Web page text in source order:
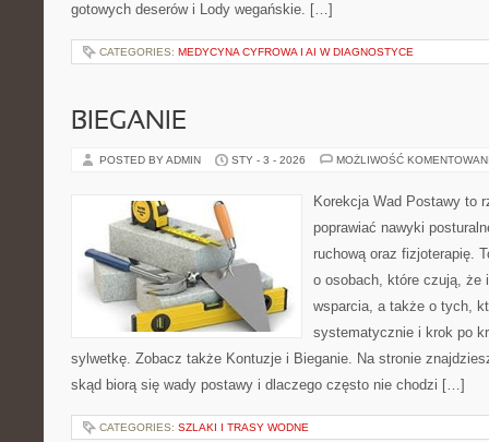
gotowych deserów i Lody wegańskie. […]
CATEGORIES: MEDYCYNA CYFROWA I AI W DIAGNOSTYCE
BIEGANIE
POSTED BY ADMIN STY - 3 - 2026 MOŻLIWOŚĆ
Korekcja Wad Postawy to
poprawiać nawyki
ruchową oraz fizjoterapię.
o osobach, które czują, że
wsparcia, a także o tych,
systematycznie i krok po
sylwetkę. Zobacz także Kontuzje i Bieganie. Na stronie
skąd biorą się wady postawy i dlaczego często nie chodzi […]
CATEGORIES: SZLAKI I TRASY WODNE